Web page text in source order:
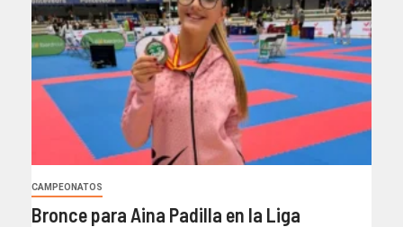
CAMPEONATOS
Bronce para Aina Padilla en la Liga